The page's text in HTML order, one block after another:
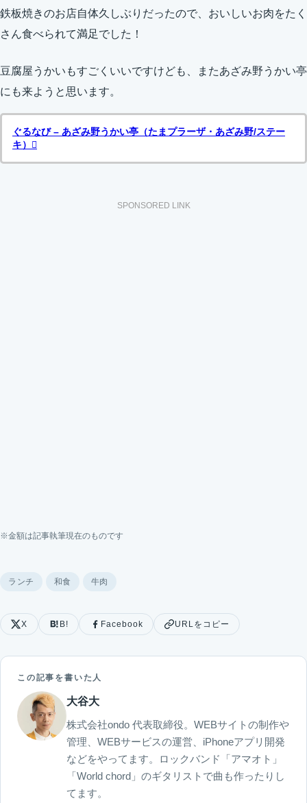
鉄板焼きのお店自体久しぶりだったので、おいしいお肉をたく
さん食べられて満足でした！
豆腐屋うかいもすごくいいですけども、またあざみ野うかい亭
にも来ようと思います。
ぐるなび – あざみ野うかい亭（たまプラーザ・あざみ野/ステー
キ）
SPONSORED LINK
※金額は記事執筆現在のものです
ランチ 和食 牛肉
X B! Facebook URLをコピー
この記事を書いた人
大谷大
株式会社ondo 代表取締役。WEBサイトの制作や
管理、WEBサービスの運営、iPhoneアプリ開発
などをやってます。ロックバンド「アマオト」
「World chord」のギタリストで曲も作ったりし
てます。